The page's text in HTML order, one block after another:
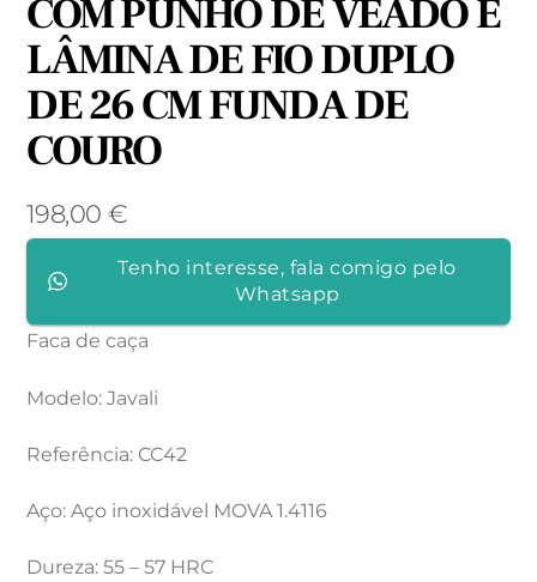
COM PUNHO DE VEADO E
LÂMINA DE FIO DUPLO
DE 26 CM FUNDA DE
COURO
198,00 €
Tenho interesse, fala comigo pelo
Whatsapp
Faca de caça
Modelo: Javali
Referência: CC42
Aço: Aço inoxidável MOVA 1.4116
Dureza: 55 – 57 HRC